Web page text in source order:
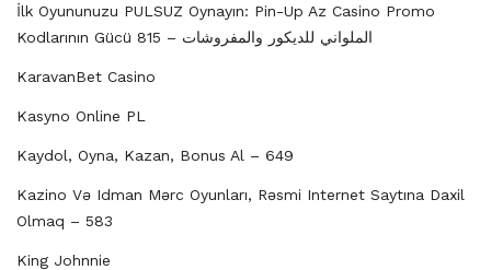
İlk Oyununuzu PULSUZ Oynayın: Pin-Up Az Casino Promo
Kodlarının Gücü الملواني للديكور والمفروشات – 815
KaravanBet Casino
Kasyno Online PL
Kaydol, Oyna, Kazan, Bonus Al – 649
Kazino Və Idman Mərc Oyunları, Rəsmi Internet Saytına Daxil
Olmaq – 583
King Johnnie